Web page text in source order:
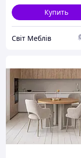
Купить
Світ Меблів